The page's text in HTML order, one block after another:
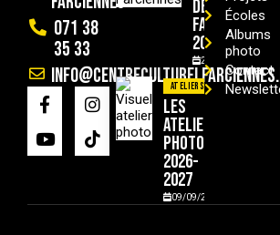
071 38
35 33
de
Farciennes
2026
29/08/2026
Ateliers
Les
ateliers
photo
2026-
2027
09/09/2026
Écoles
Albums
photo
Contact